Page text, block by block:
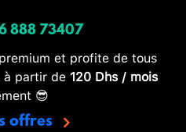
888 73407
et profite de tous
à partir de 120 Dhs / mois
😎
offres